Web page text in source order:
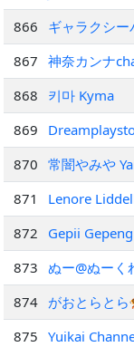
866
ギャラクシ
867
神奈カンナ
868
키마 Kyma
869
870
常闇やみや
871
Lenore
872
Gepii Gepeng
873
ぬー@ぬーく
874 がおとらと
875
Yuikai